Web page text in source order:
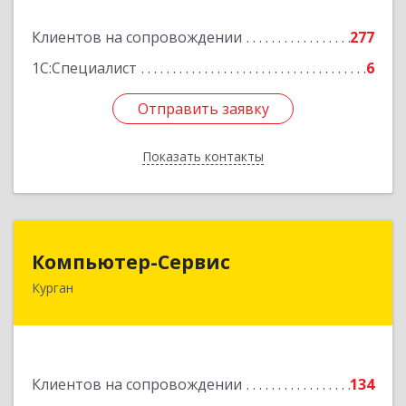
Клиентов на сопровождении
277
1С:Специалист
6
Отправить заявку
Показать контакты
Отправить заявку
Назад
Компьютер-Сервис
Курган
Клиентов на сопровождении 134